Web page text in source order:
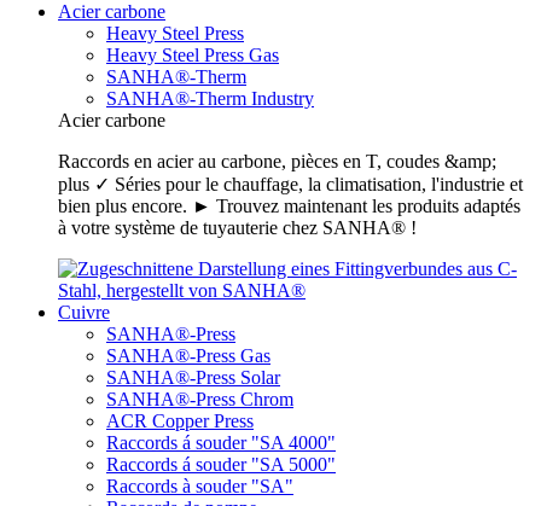
Acier carbone
Heavy Steel Press
Heavy Steel Press Gas
SANHA®-Therm
SANHA®-Therm Industry
Acier carbone
Raccords en acier au carbone, pièces en T, coudes &amp;
plus ✓ Séries pour le chauffage, la climatisation, l'industrie et
bien plus encore. ► Trouvez maintenant les produits adaptés
à votre système de tuyauterie chez SANHA® !
Cuivre
SANHA®-Press
SANHA®-Press Gas
SANHA®-Press Solar
SANHA®-Press Chrom
ACR Copper Press
Raccords á souder "SA 4000"
Raccords á souder "SA 5000"
Raccords à souder "SA"